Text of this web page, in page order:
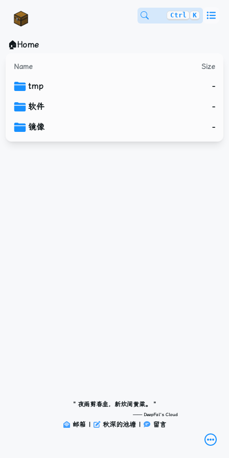
Ctrl K
🏠Home
Name Size
tmp -
软件 -
镜像 -
" 夜雨剪春韭，新炊间黄粱。 "
—— DeepFal's Cloud
邮箱 | 秋深的池塘 | 留言